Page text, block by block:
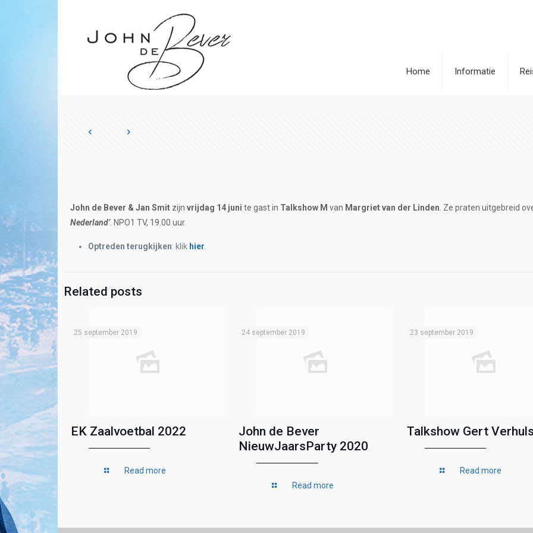
Home Informatie
John de Bever & Jan Smit zijn vrijdag 14 juni te gast in Talkshow M van Margriet van der Linden . Ze praten uitgebreid
Nederland’. NPO1 TV, 19.00 uur.
Optreden terugkijken: klik hier
Related posts
25 september 2019
EK Zaalvoetbal 2022
Read more
24 september 2019
John de Bever
NieuwJaarsParty 2020
Read more
23 september 2019
Talkshow Gert
Read more